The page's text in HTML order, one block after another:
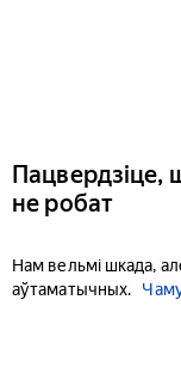
Пацвердзіце,
не робат
Нам вельмі шкада,
аўтаматычных.